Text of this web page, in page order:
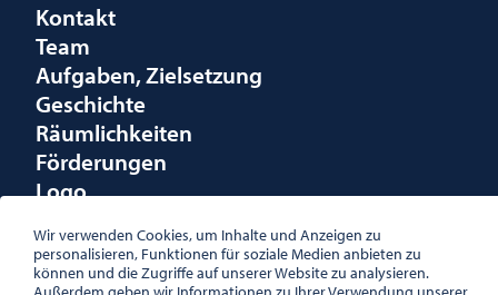
Kontakt
Team
Aufgaben, Zielsetzung
Geschichte
Räumlichkeiten
Förderungen
Logo
Wir verwenden Cookies, um Inhalte und Anzeigen zu
personalisieren, Funktionen für soziale Medien anbieten zu
können und die Zugriffe auf unserer Website zu analysieren.